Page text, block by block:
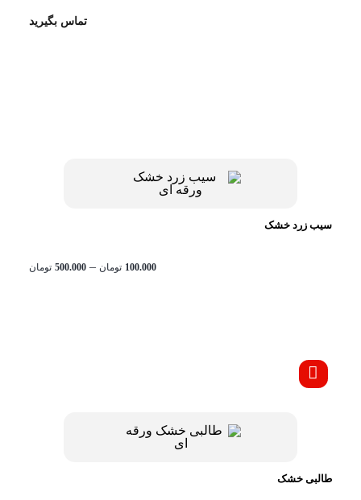
تماس بگیرید
سیب زرد خشک
تومان 100.000
– تومان 500.000
طالبی خشک